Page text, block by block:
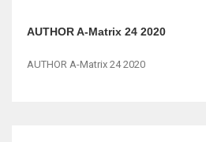
AUTHOR A-Matrix 24 2020
AUTHOR A-Matrix 24 2020